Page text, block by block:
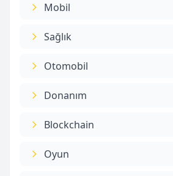
Mobil
Sağlık
Otomobil
Donanım
Blockchain
Oyun